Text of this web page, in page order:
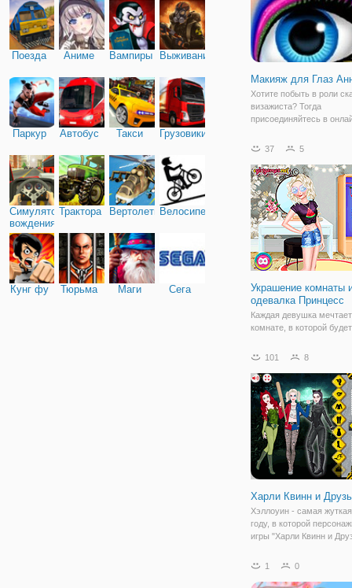
Поезда Аниме Вампиры Выживание
Паркур Автобус Такси Грузовики
Симулятор
вождения
Трактора ВертолетыВелосипед
Кунг фу Тюрьма Маги Сега
Макияж для Глаз
Хотите побыть в роли
визажиста? Тогда
присоединяйтесь в
простая флеш игра для
предстоит помочь Анне
подготовиться к важному
37 5
Украшение комнаты
одевалка Принцесс
Каждая девушка
комнате, в которой
онлайн аркаде для
Принцесс" мы
Ведь здесь вы сможете
свои
101 8
Харли Квинн и
Хэллоуин - самая
году, в которой
игры "Харли Квинн и
делать плохие вещи.
1 0